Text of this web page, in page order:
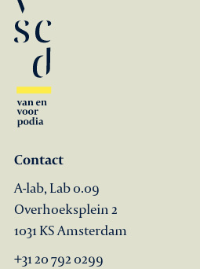
Contact
A-lab, Lab 0.09
Overhoeksplein 2
1031 KS Amsterdam
+31 20 792 0299